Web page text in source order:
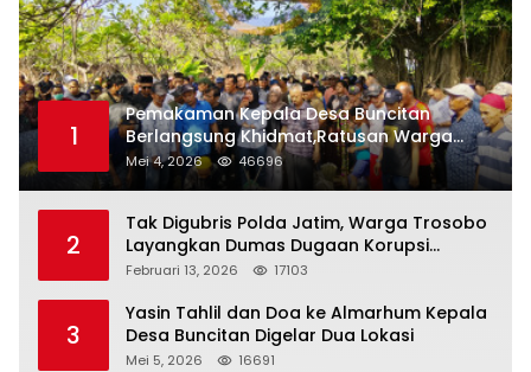
1
Pemakaman Kepala Desa Buncitan
Berlangsung Khidmat,Ratusan Warga
Larut Dalam Duka Yang Mendalam
Mei 4, 2026 46696
2
Tak Digubris Polda Jatim, Warga Trosobo
Layangkan Dumas Dugaan Korupsi
Oknum DPRD Sidoarjo ke Kapolri
Februari 13, 2026 17103
3
Yasin Tahlil dan Doa ke Almarhum Kepala
Desa Buncitan Digelar Dua Lokasi
Mei 5, 2026 16691